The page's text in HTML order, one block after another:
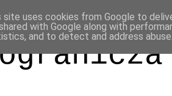
site uses cookies from Google to
with Google along with
and to detect and address abuse.